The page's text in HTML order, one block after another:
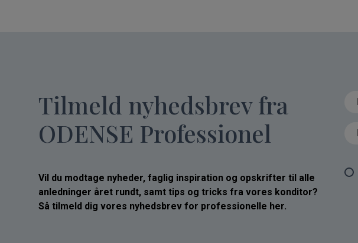
Tilmeld nyhedsbrev fra
ODENSE Professionel
Vil du modtage nyheder, faglig inspiration og opskrifter til alle
anledninger året rundt, samt tips og tricks fra vores konditor?
Så tilmeld dig vores nyhedsbrev for professionelle her.